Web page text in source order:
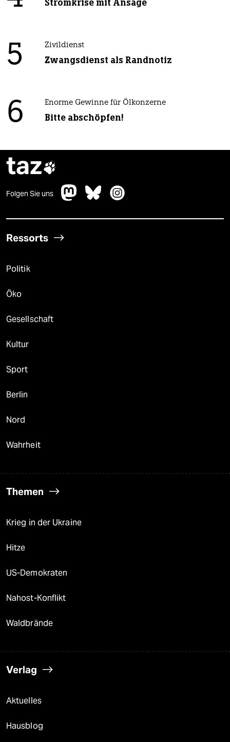
Stromkrise mit Ansage
5 Zivildienst
Zwangsdienst als Randnotiz
6 Enorme Gewinne für Ölkonzerne
Bitte abschöpfen!
taz
Folgen Sie uns
Ressorts
Politik
Öko
Gesellschaft
Kultur
Sport
Berlin
Nord
Wahrheit
Themen
Krieg in der Ukraine
Hitze
US-Demokraten
Nahost-Konflikt
Waldbrände
Verlag
Aktuelles
Hausblog